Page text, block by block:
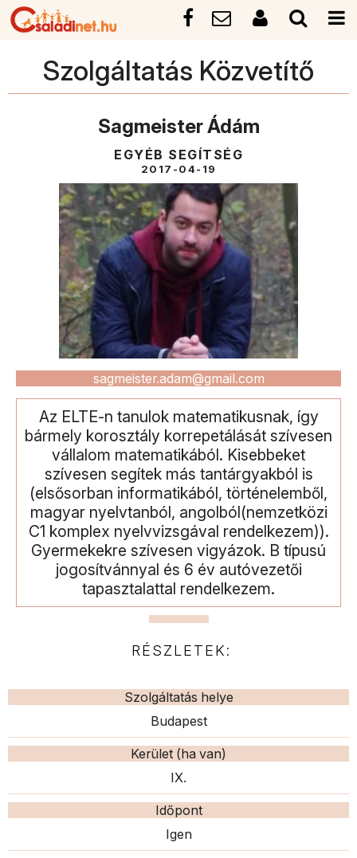
Szolgáltatás Közvetítő
Sagmeister Ádám
EGYÉB SEGÍTSÉG
2017-04-19
sagmeister.adam@gmail.com
Az ELTE-n tanulok matematikusnak, így
bármely korosztály korrepetálását szívesen
vállalom matematikából. Kisebbeket
szívesen segítek más tantárgyakból is
(elsősorban informatikából, történelemből,
magyar nyelvtanból, angolból(nemzetközi
C1 komplex nyelvvizsgával rendelkezem)).
Gyermekekre szívesen vigyázok. B típusú
jogosítvánnyal és 6 év autóvezetői
tapasztalattal rendelkezem.
RÉSZLETEK:
Szolgáltatás helye
Budapest
Kerület (ha van)
IX.
Időpont
Igen